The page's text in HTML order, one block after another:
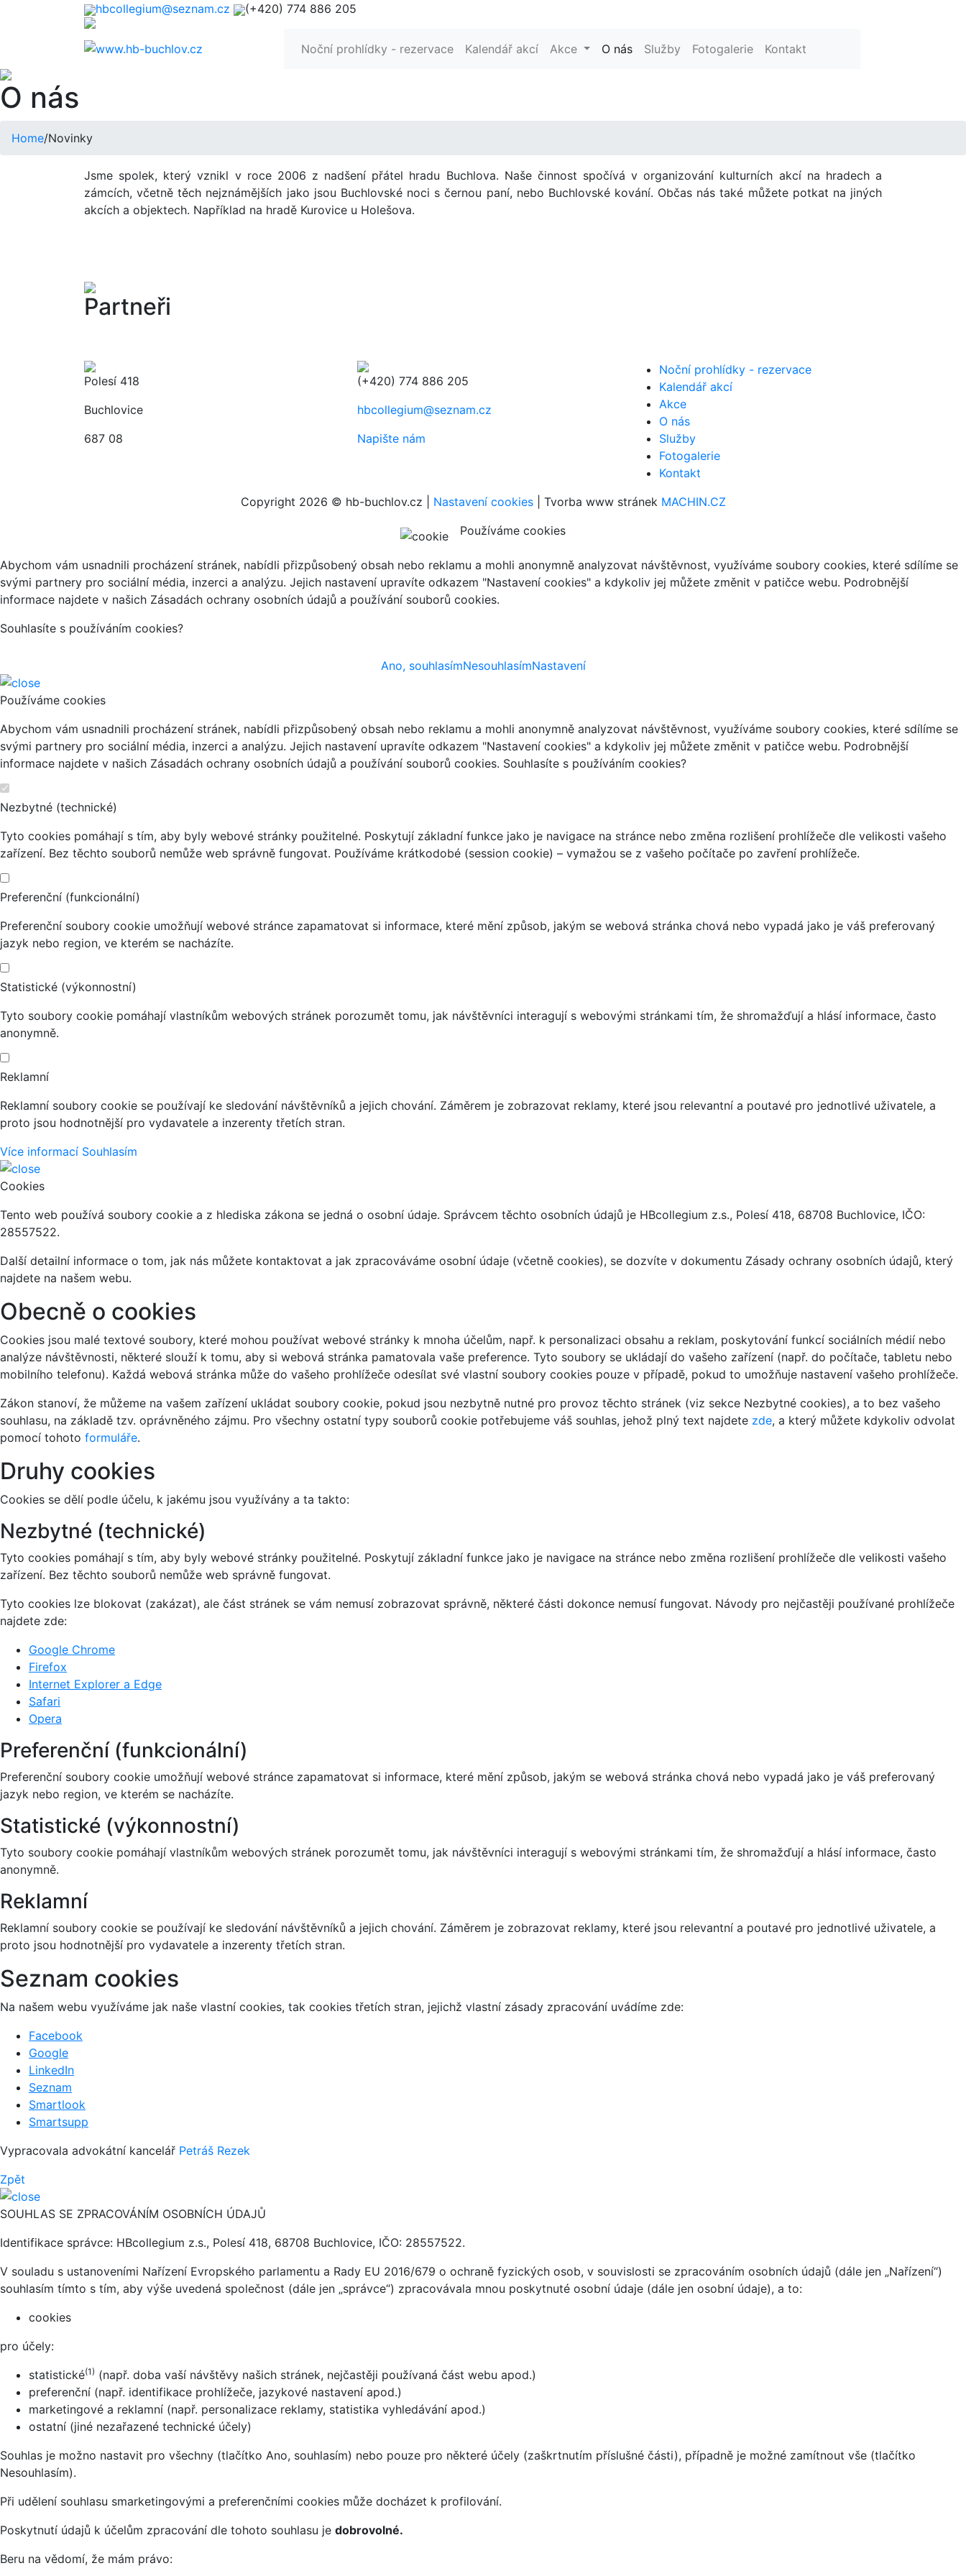
hbcollegium@seznam.cz (+420) 774 886 205
Noční prohlídky - rezervace Kalendář akcí Akce O nás Služby Fotogalerie Kontakt
O nás
Home/Novinky
Jsme spolek, který vznikl v roce 2006 z nadšení přátel hradu Buchlova. Naše činnost spočívá v organizování kulturních akcí na hradech a
zámcích, včetně těch nejznámějších jako jsou Buchlovské noci s černou paní, nebo Buchlovské kování. Občas nás také můžete potkat na jiných
akcích a objektech. Například na hradě Kurovice u Holešova.
Partneři
Polesí 418
Buchlovice
687 08
(+420) 774 886 205
hbcollegium@seznam.cz
Napište nám
Noční prohlídky - rezervace
Kalendář akcí
Akce
O nás
Služby
Fotogalerie
Kontakt
Copyright 2026 © hb-buchlov.cz | Nastavení cookies| Tvorba www stránek MACHIN.CZ
Používáme cookies
Abychom vám usnadnili procházení stránek, nabídli přizpůsobený obsah nebo reklamu a mohli anonymně analyzovat návštěvnost, využíváme soubory cookies, které sdílíme se
svými partnery pro sociální média, inzerci a analýzu. Jejich nastavení upravíte odkazem "Nastavení cookies" a kdykoliv jej můžete změnit v patičce webu. Podrobnější
informace najdete v našich Zásadách ochrany osobních údajů a používání souborů cookies.
Souhlasíte s používáním cookies?
Ano, souhlasímNesouhlasímNastavení
Používáme cookies
Abychom vám usnadnili procházení stránek, nabídli přizpůsobený obsah nebo reklamu a mohli anonymně analyzovat návštěvnost, využíváme soubory cookies, které sdílíme se
svými partnery pro sociální média, inzerci a analýzu. Jejich nastavení upravíte odkazem "Nastavení cookies" a kdykoliv jej můžete změnit v patičce webu. Podrobnější
informace najdete v našich Zásadách ochrany osobních údajů a používání souborů cookies. Souhlasíte s používáním cookies?
Nezbytné (technické)
Tyto cookies pomáhají s tím, aby byly webové stránky použitelné. Poskytují základní funkce jako je navigace na stránce nebo změna rozlišení prohlížeče dle velikosti vašeho
zařízení. Bez těchto souborů nemůže web správně fungovat. Používáme krátkodobé (session cookie) – vymažou se z vašeho počítače po zavření prohlížeče.
Preferenční (funkcionální)
Preferenční soubory cookie umožňují webové stránce zapamatovat si informace, které mění způsob, jakým se webová stránka chová nebo vypadá jako je váš preferovaný
jazyk nebo region, ve kterém se nacházíte.
Statistické (výkonnostní)
Tyto soubory cookie pomáhají vlastníkům webových stránek porozumět tomu, jak návštěvníci interagují s webovými stránkami tím, že shromažďují a hlásí informace, často
anonymně.
Reklamní
Reklamní soubory cookie se používají ke sledování návštěvníků a jejich chování. Záměrem je zobrazovat reklamy, které jsou relevantní a poutavé pro jednotlivé uživatele, a
proto jsou hodnotnější pro vydavatele a inzerenty třetích stran.
Více informací Souhlasím
Cookies
Tento web používá soubory cookie a z hlediska zákona se jedná o osobní údaje. Správcem těchto osobních údajů je HBcollegium z.s., Polesí 418, 68708 Buchlovice, IČO:
28557522.
Další detailní informace o tom, jak nás můžete kontaktovat a jak zpracováváme osobní údaje (včetně cookies), se dozvíte v dokumentu Zásady ochrany osobních údajů, který
najdete na našem webu.
Obecně o cookies
Cookies jsou malé textové soubory, které mohou používat webové stránky k mnoha účelům, např. k personalizaci obsahu a reklam, poskytování funkcí sociálních médií nebo
analýze návštěvnosti, některé slouží k tomu, aby si webová stránka pamatovala vaše preference. Tyto soubory se ukládají do vašeho zařízení (např. do počítače, tabletu nebo
mobilního telefonu). Každá webová stránka může do vašeho prohlížeče odesílat své vlastní soubory cookies pouze v případě, pokud to umožňuje nastavení vašeho prohlížeče.
Zákon stanoví, že můžeme na vašem zařízení ukládat soubory cookie, pokud jsou nezbytně nutné pro provoz těchto stránek (viz sekce Nezbytné cookies), a to bez vašeho
souhlasu, na základě tzv. oprávněného zájmu. Pro všechny ostatní typy souborů cookie potřebujeme váš souhlas, jehož plný text najdete zde, a který můžete kdykoliv odvolat
pomocí tohoto formuláře.
Druhy cookies
Cookies se dělí podle účelu, k jakému jsou využívány a ta takto:
Nezbytné (technické)
Tyto cookies pomáhají s tím, aby byly webové stránky použitelné. Poskytují základní funkce jako je navigace na stránce nebo změna rozlišení prohlížeče dle velikosti vašeho
zařízení. Bez těchto souborů nemůže web správně fungovat.
Tyto cookies lze blokovat (zakázat), ale část stránek se vám nemusí zobrazovat správně, některé části dokonce nemusí fungovat. Návody pro nejčastěji používané prohlížeče
najdete zde:
Google Chrome
Firefox
Internet Explorer a Edge
Safari
Opera
Preferenční (funkcionální)
Preferenční soubory cookie umožňují webové stránce zapamatovat si informace, které mění způsob, jakým se webová stránka chová nebo vypadá jako je váš preferovaný
jazyk nebo region, ve kterém se nacházíte.
Statistické (výkonnostní)
Tyto soubory cookie pomáhají vlastníkům webových stránek porozumět tomu, jak návštěvníci interagují s webovými stránkami tím, že shromažďují a hlásí informace, často
anonymně.
Reklamní
Reklamní soubory cookie se používají ke sledování návštěvníků a jejich chování. Záměrem je zobrazovat reklamy, které jsou relevantní a poutavé pro jednotlivé uživatele, a
proto jsou hodnotnější pro vydavatele a inzerenty třetích stran.
Seznam cookies
Na našem webu využíváme jak naše vlastní cookies, tak cookies třetích stran, jejichž vlastní zásady zpracování uvádíme zde:
Facebook
Google
LinkedIn
Seznam
Smartlook
Smartsupp
Vypracovala advokátní kancelář Petráš Rezek
Zpět
SOUHLAS SE ZPRACOVÁNÍM OSOBNÍCH ÚDAJŮ
Identifikace správce: HBcollegium z.s., Polesí 418, 68708 Buchlovice, IČO: 28557522.
V souladu s ustanoveními Nařízení Evropského parlamentu a Rady EU 2016/679 o ochraně fyzických osob, v souvislosti se zpracováním osobních údajů (dále jen „Nařízení“)
souhlasím tímto s tím, aby výše uvedená společnost (dále jen „správce“) zpracovávala mnou poskytnuté osobní údaje (dále jen osobní údaje), a to:
cookies
pro účely:
statistické(1) (např. doba vaší návštěvy našich stránek, nejčastěji používaná část webu apod.)
preferenční (např. identifikace prohlížeče, jazykové nastavení apod.)
marketingové a reklamní (např. personalizace reklamy, statistika vyhledávání apod.)
ostatní (jiné nezařazené technické účely)
Souhlas je možno nastavit pro všechny (tlačítko Ano, souhlasím) nebo pouze pro některé účely (zaškrtnutím příslušné části), případně je možné zamítnout vše (tlačítko
Nesouhlasím).
Při udělení souhlasu smarketingovými a preferenčními cookies může docházet k profilování.
Poskytnutí údajů k účelům zpracování dle tohoto souhlasu je dobrovolné.
Beru na vědomí, že mám právo: